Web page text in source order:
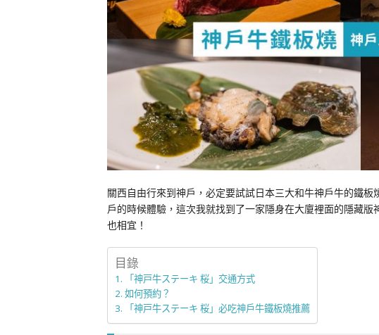
關西自由行來到神戶，必定要試試日本三大和牛神戶牛的鐵
戶的時候體驗，這次我就找到了一家隱身在大廈裡面的隱藏
也相宜！
目錄
「神戸牛ステーキ 桜」交通方式
如何預約？
「神戸牛ステーキ 桜」必吃神戶牛鐵板燒推薦